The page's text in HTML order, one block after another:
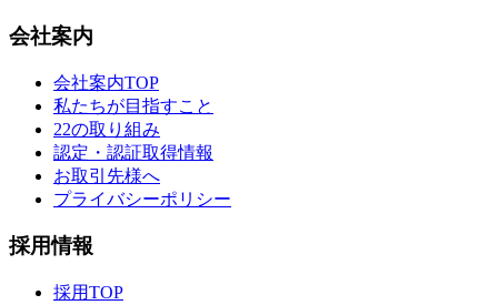
会社案内
会社案内TOP
私たちが目指すこと
22の取り組み
認定・認証取得情報
お取引先様へ
プライバシーポリシー
採用情報
採用TOP